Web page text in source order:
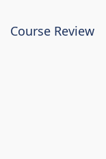
Course Review